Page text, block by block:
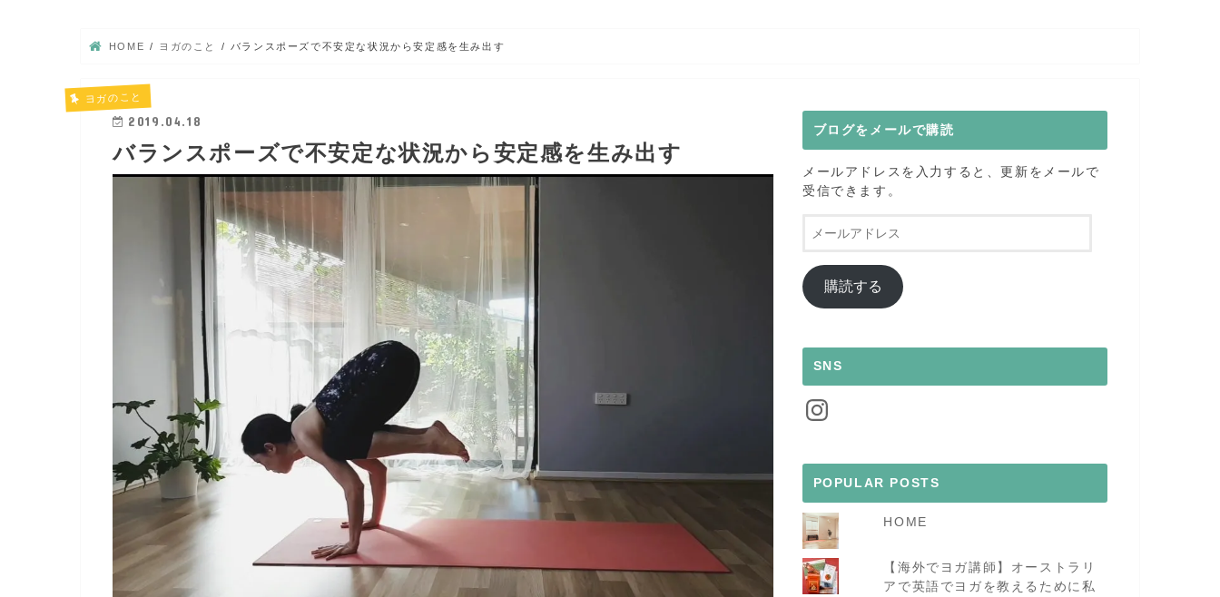
HOME ヨガのこと バランスポーズで不安定な状況から安定感を生み出す
ヨガのこと
2019.04.18
バランスポーズで不安定な状況から安定感を生み出す
ブログをメールで購読
メールアドレスを入力すると、更新をメールで
受信できます。
ー
ア
ド
購読する
SNS
Instagram
POPULAR POSTS
HOME
【海外でヨガ講師】オーストラリ
アで英語でヨガを教えるために私